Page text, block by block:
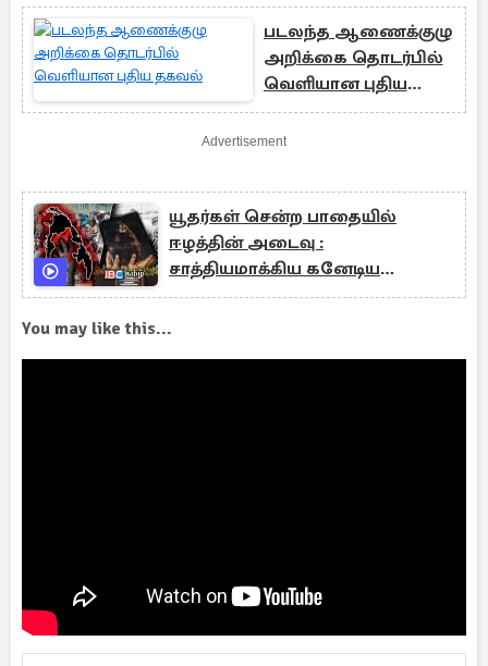
படலந்த ஆணைக்குழு
அறிக்கை தொடர்பில்
வெளியான புதிய
தகவல்
Advertisement
யூதர்கள் சென்ற பாதையில்
ஈழத்தின் அடைவு :
சாத்தியமாக்கிய கனேடிய
தமிழர்கள்
You may like this...